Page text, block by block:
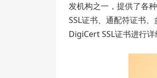
发机构之一，提供了各
SSL证书、通配符证书
DigiCert SSL证书进行